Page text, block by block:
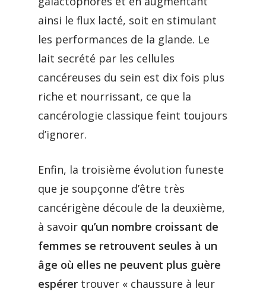
ainsi le flux lacté, soit en stimulant
les performances de la glande. Le
lait secrété par les cellules
cancéreuses du sein est dix fois plus
riche et nourrissant, ce que la
cancérologie classique feint toujours
d’ignorer.
Enfin, la troisième évolution funeste
que je soupçonne d’être très
cancérigène découle de la deuxième,
à savoir qu’un nombre croissant de
femmes se retrouvent seules à un
âge où elles ne peuvent plus guère
espérer trouver « chaussure à leur